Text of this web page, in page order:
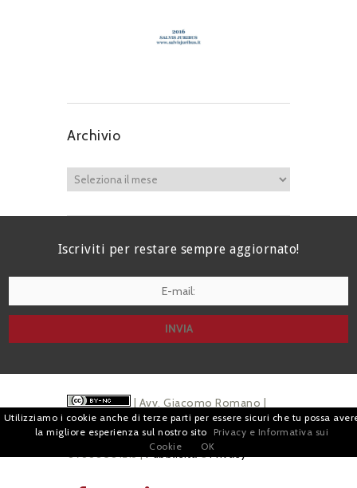
Archivio
Iscriviti per restare sempre aggiornato!
| Avv. Giacomo Romano |
Piazza di Campitelli, 2 - 00186 Roma | P.I.
07880501213 |PubblicitàePrivacy
Utilizziamo i cookie anche di terze parti per essere sicuri che tu possa
la migliore esperienza sul nostro sito
Privacy e Informativa sui
Cookie
OK